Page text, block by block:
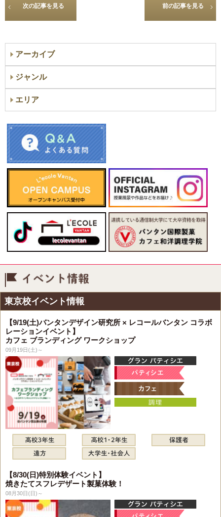
次の記事を見る 前の記事を見る
アーカイブ
ジャンル
エリア
東京校イベント情報
【9/19(土)バンタンデザイン研究所 × レコールバンタン コラボ
レーションイベント】
カフェ ブランディング ワークショップ
09月19日(土)～
【8/30(日)特別体験イベント】
焼きたてスフレデザート製菓体験！
08月30日(日)～